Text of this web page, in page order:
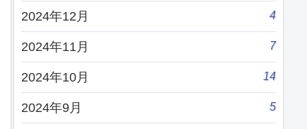
2024年12月 4
2024年11月 7
2024年10月 14
2024年9月 5